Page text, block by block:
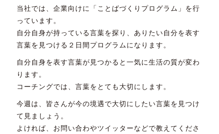
当社では、企業向けに「ことばづくりプログラム」を行
っています。
自分自身が持っている言葉を探り、ありたい自分を表す
言葉を見つける２日間プログラムになります。
自分自身を表す言葉が見つかると一気に生活の質が変わ
ります。
コーチングでは、言葉をとても大切にします。
今週は、皆さんが今の境遇で大切にしたい言葉を見つけ
て見ましょう。
よければ、お問い合わやツイッターなどで教えてくださ